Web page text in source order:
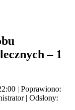
– 1
| Poprawiono:
| Odsłony: